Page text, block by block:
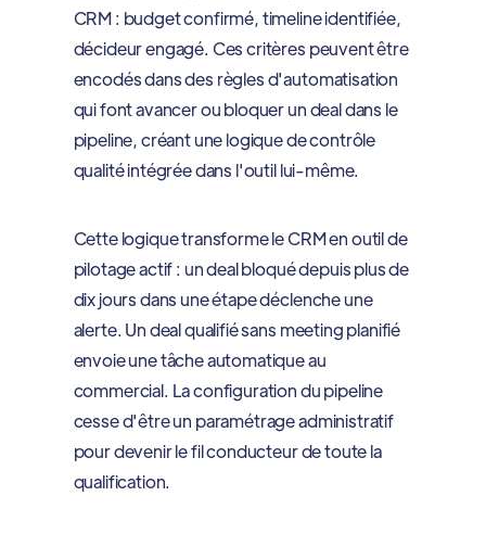
CRM : budget confirmé, timeline identifiée,
décideur engagé. Ces critères peuvent être
encodés dans des règles d'automatisation
qui font avancer ou bloquer un deal dans le
pipeline, créant une logique de contrôle
qualité intégrée dans l'outil lui-même.
Cette logique transforme le CRM en outil de
pilotage actif : un deal bloqué depuis plus de
dix jours dans une étape déclenche une
alerte. Un deal qualifié sans meeting planifié
envoie une tâche automatique au
commercial. La configuration du pipeline
cesse d'être un paramétrage administratif
pour devenir le fil conducteur de toute la
qualification.